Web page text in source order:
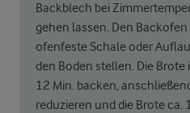
Backblech bei
gehen lassen. Den
ofenfeste Schale oder
den Boden stellen. Die
12 Min. backen,
reduzieren und die Brote ca.